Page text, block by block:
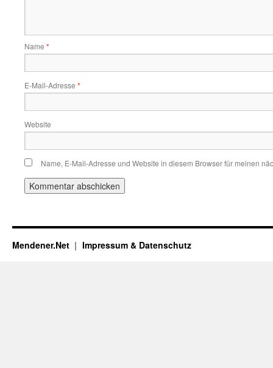
Name *
E-Mail-Adresse *
Website
Name, E-Mail-Adresse und Website in diesem Browser für meinen
Mendener.Net Impressum & Datenschutz